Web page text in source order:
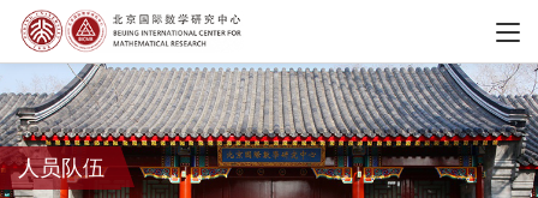
人员队伍